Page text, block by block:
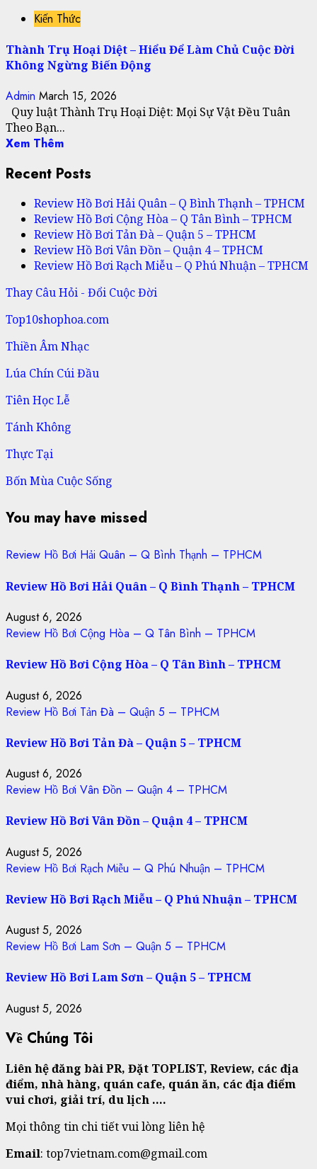
Kiến Thức
Thành Trụ Hoại Diệt – Hiểu Để Làm Chủ Cuộc Đời
Không Ngừng Biến Động
Admin March 15, 2026
Quy luật Thành Trụ Hoại Diệt: Mọi Sự Vật Đều Tuân
Theo Bạn...
Xem Thêm
Recent Posts
Review Hồ Bơi Hải Quân – Q Bình Thạnh – TPHCM
Review Hồ Bơi Cộng Hòa – Q Tân Bình – TPHCM
Review Hồ Bơi Tản Đà – Quận 5 – TPHCM
Review Hồ Bơi Vân Đồn – Quận 4 – TPHCM
Review Hồ Bơi Rạch Miễu – Q Phú Nhuận – TPHCM
Thay Câu Hỏi - Đổi Cuộc Đời
Top10shophoa.com
Thiền Âm Nhạc
Lúa Chín Cúi Đầu
Tiên Học Lễ
Tánh Không
Thực Tại
Bốn Mùa Cuộc Sống
You may have missed
Review Hồ Bơi Hải Quân – Q Bình Thạnh – TPHCM
Review Hồ Bơi Hải Quân – Q Bình Thạnh – TPHCM
August 6, 2026
Review Hồ Bơi Cộng Hòa – Q Tân Bình – TPHCM
Review Hồ Bơi Cộng Hòa – Q Tân Bình – TPHCM
August 6, 2026
Review Hồ Bơi Tản Đà – Quận 5 – TPHCM
Review Hồ Bơi Tản Đà – Quận 5 – TPHCM
August 6, 2026
Review Hồ Bơi Vân Đồn – Quận 4 – TPHCM
Review Hồ Bơi Vân Đồn – Quận 4 – TPHCM
August 5, 2026
Review Hồ Bơi Rạch Miễu – Q Phú Nhuận – TPHCM
Review Hồ Bơi Rạch Miễu – Q Phú Nhuận – TPHCM
August 5, 2026
Review Hồ Bơi Lam Sơn – Quận 5 – TPHCM
Review Hồ Bơi Lam Sơn – Quận 5 – TPHCM
August 5, 2026
Về Chúng Tôi
Liên hệ đăng bài PR, Đặt TOPLIST, Review, các địa
điểm, nhà hàng, quán cafe, quán ăn, các địa điểm
vui chơi, giải trí, du lịch ….
Mọi thông tin chi tiết vui lòng liên hệ
Email: top7vietnam.com@gmail.com